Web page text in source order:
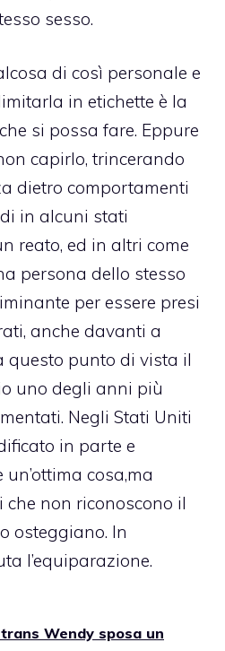
sesso.
di così personale e
in etichette è la
si possa fare. Eppure
capirlo, trincerando
dietro comportamenti
in alcuni stati
reato, ed in altri come
persona dello stesso
per essere presi
anche davanti a
questo punto di vista il
uno degli anni più
Negli Stati Uniti
in parte e
cosa,ma
non riconoscono il
osteggiano. In
l’equiparazione.
Wendy sposa un